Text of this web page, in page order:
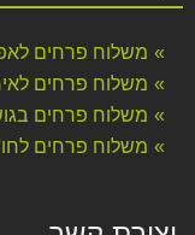
משלוח
משלוח פרחים
משלוח פרחים
משלוח פרחים
משלוח פרחים